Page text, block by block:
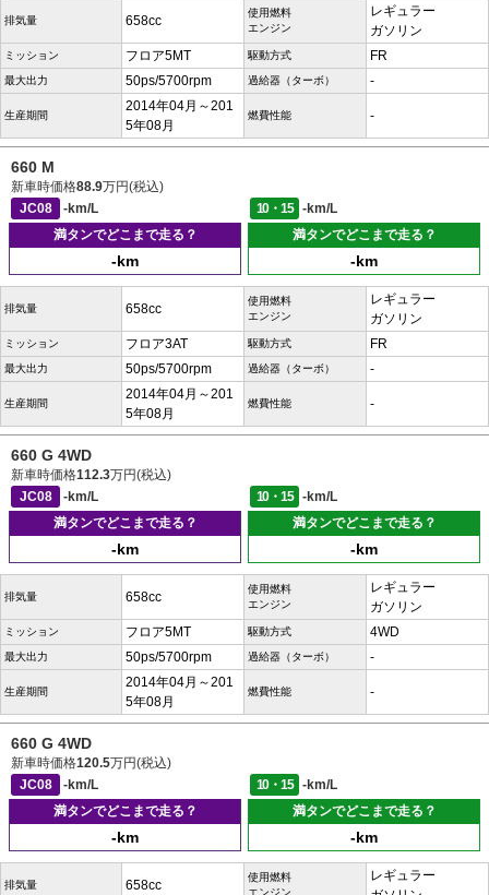
排気量 658cc
使用燃料
エンジン
レギュラー
ガソリン
ミッション フロア5MT 駆動方式 FR
最大出力 50ps/5700rpm 過給器（ターボ） -
生産期間
2014年04月～201
5年08月
燃費性能 -
660 M
新車時価格88.9万円(税込)
JC08
-km/L 10・15
-km/L
満タンでどこまで走る？
-km
満タンでどこまで走る？
-km
排気量 658cc
使用燃料
エンジン
レギュラー
ガソリン
ミッション フロア3AT 駆動方式 FR
最大出力 50ps/5700rpm 過給器（ターボ） -
生産期間
2014年04月～201
5年08月
燃費性能 -
660 G 4WD
新車時価格112.3万円(税込)
JC08
-km/L 10・15
-km/L
満タンでどこまで走る？
-km
満タンでどこまで走る？
-km
排気量 658cc
使用燃料
エンジン
レギュラー
ガソリン
ミッション フロア5MT 駆動方式 4WD
最大出力 50ps/5700rpm 過給器（ターボ） -
生産期間
2014年04月～201
5年08月
燃費性能 -
660 G 4WD
新車時価格120.5万円(税込)
JC08
-km/L 10・15
-km/L
満タンでどこまで走る？
-km
満タンでどこまで走る？
-km
排気量 658cc
使用燃料
エンジン
レギュラー